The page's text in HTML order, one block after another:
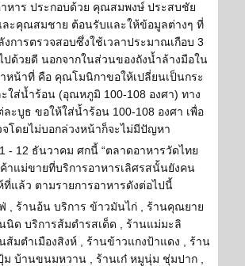
หาร ประกอบด้วย คุณสมพงษ์ ประสบชัย
คุณสมชาย ต้อนรับและให้ข้อมูลต่างๆ ที่
การตรวจสอบซึ่งใช้เวลาประมาณเกือบ 3
ด้วยดี นอกจากในส่วนของถังน้ำล้างมือใน
หน้าที่ คือ คุณโมนิกาขอให้เปลี่ยนเป็นกระ
ใส่น้ำร้อน (อุณหภูมิ 100-108 องศา) ทาง
ะบูธ ขอให้ใส่น้ำร้อน 100-108 องศา เพื่อ
โดยไม่บอกล่วงหน้าก็จะไม่มีปัญหา
- 12 ธันวาคม ศกนี้ “ตลาดอาหารวัดไทย
าแม่ขายที่บริการอาหารเลิศรสนั้นยังคน
แล้ว ตามรายการอาหารดังต่อไปนี้
, ร้านอ้น บริการ ข้าวมันไก่ , ร้านคุณยาย
นิด บริการส้มตำรสเด็ด , ร้านแม่มะลิ
ส้มตำเมืองสิงห์ , ร้านข้าวแกงป้าแดง , ร้าน
บ้านขนมหวาน , ร้านเก๋ หมูนุ่ม ชุ่มปาก ,